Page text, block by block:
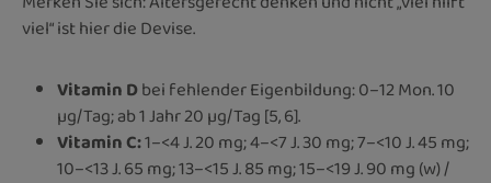
viel“ ist hier die Devise.
Vitamin Dbei fehlender Eigenbildung: 0–12 Mon. 10
µg/Tag; ab 1 Jahr 20 µg/Tag [5, 6].
Vitamin C:1–<4 J. 20 mg; 4–<7 J. 30 mg; 7–<10 J. 45 mg;
10–<13 J. 65 mg; 13–<15 J. 85 mg; 15–<19 J. 90 mg (w) /